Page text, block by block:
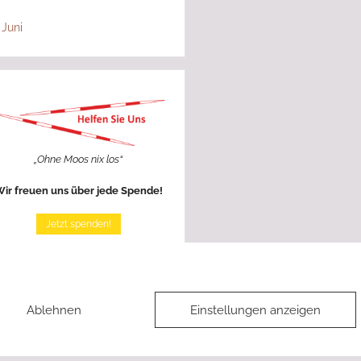
Ablehnen Einstellungen anzeigen
„Ohne Moos nix los“
freuen uns über jede Spende!
Jetzt spenden!
Datenschutzerklärung Cookie-Richtlinie